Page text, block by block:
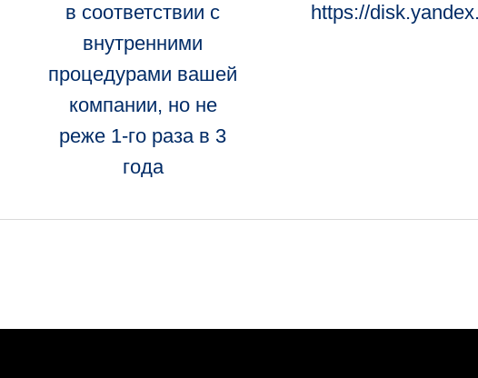
в соответствии с
внутренними
процедурами вашей
компании, но не
реже 1-го раза в 3
года
https://